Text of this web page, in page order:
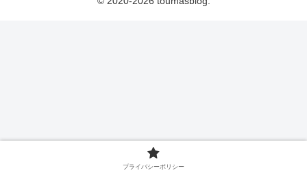
プライバシーポリシー